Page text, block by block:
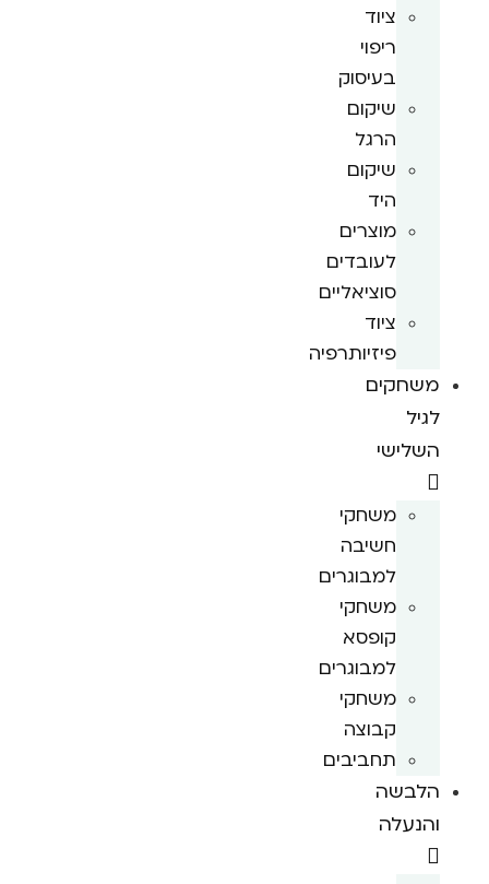
ציוד
ריפוי
בעיסוק
שיקום
הרגל
שיקום
היד
מוצרים
לעובדים
סוציאליים
ציוד
פיזיותרפיה
משחקים
לגיל
השלישי
משחקי
חשיבה
למבוגרים
משחקי
קופסא
למבוגרים
משחקי
קבוצה
תחביבים
הלבשה
והנעלה